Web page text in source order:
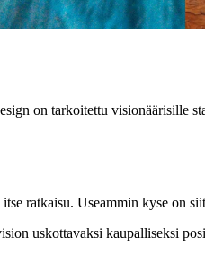
on tarkoitettu
ratkaisu. Useammin kyse on
uskottavaksi kaupalliseksi